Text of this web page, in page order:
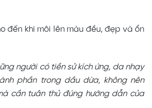
đến khi môi lên màu đều, đẹp và ổn
người có tiền sử kích ứng, da nhạy
phần trong dầu dừa, không nên
cần tuân thủ đúng hướng dẫn của